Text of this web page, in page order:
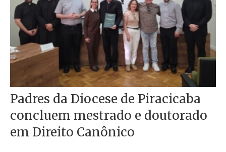
Padres da Diocese de Piracicaba
concluem mestrado e doutorado
em Direito Canônico